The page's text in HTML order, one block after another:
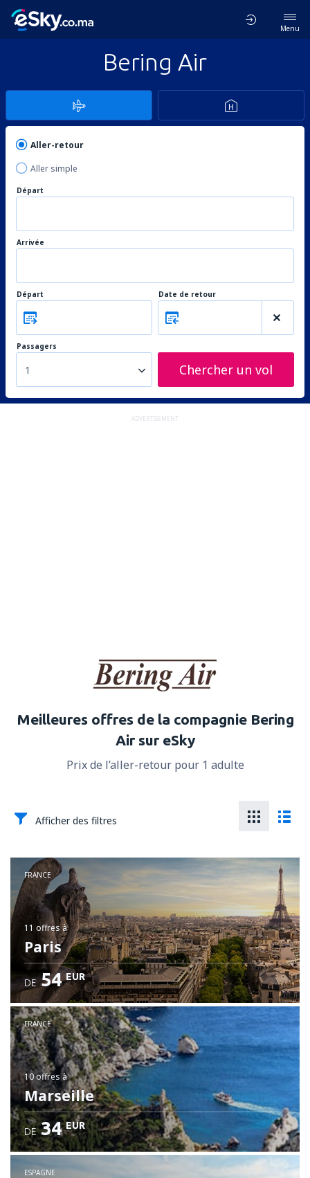
Menu
Bering Air
Aller-retour
Aller simple
Départ
Arrivée
Départ Date de retour
Passagers
1 Chercher un vol
ADVERTISEMENT
Meilleures offres de la compagnie Bering
Air sur eSky
Prix de l’aller-retour pour 1 adulte
Afficher des filtres
FRANCE
11 offresà
Paris
DE 54 EUR
FRANCE
10 offres à
Marseille
DE 34 EUR
ESPAGNE